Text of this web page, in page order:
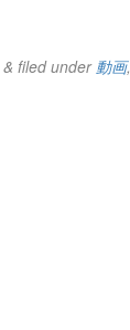
& filed under 動画,